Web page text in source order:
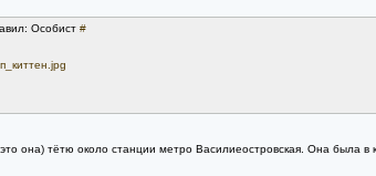
Особист #
она) тётю около станции метро Василиеостровская. Она была в